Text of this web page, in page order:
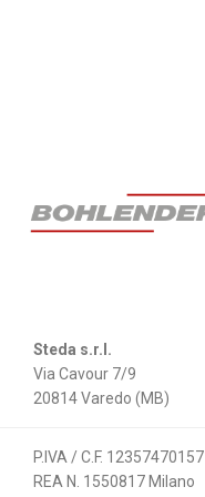
Steda s.r.l.
Via Cavour 7/9
20814 Varedo (MB)
P.IVA / C.F. 12357470157
REA N. 1550817 Milano